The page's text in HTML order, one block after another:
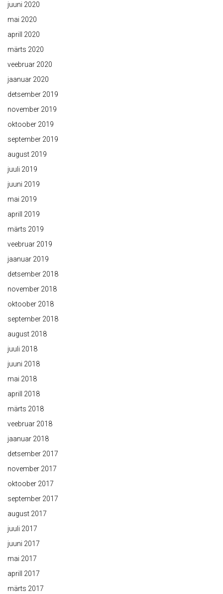
juuni 2020
mai 2020
aprill 2020
märts 2020
veebruar 2020
jaanuar 2020
detsember 2019
november 2019
oktoober 2019
september 2019
august 2019
juuli 2019
juuni 2019
mai 2019
aprill 2019
märts 2019
veebruar 2019
jaanuar 2019
detsember 2018
november 2018
oktoober 2018
september 2018
august 2018
juuli 2018
juuni 2018
mai 2018
aprill 2018
märts 2018
veebruar 2018
jaanuar 2018
detsember 2017
november 2017
oktoober 2017
september 2017
august 2017
juuli 2017
juuni 2017
mai 2017
aprill 2017
märts 2017